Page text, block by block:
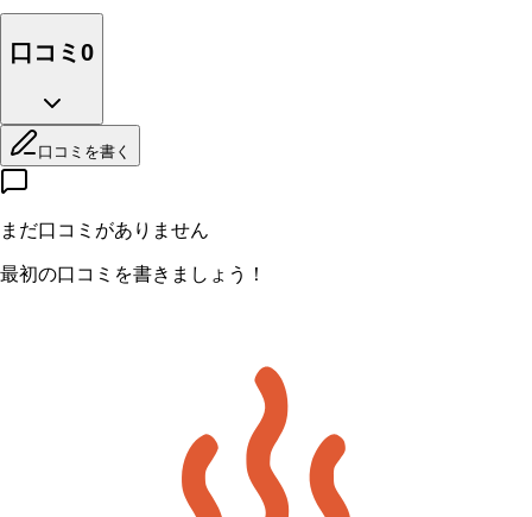
口コミ 0
口コミを書く
まだ口コミがありません
最初の口コミを書きましょう！